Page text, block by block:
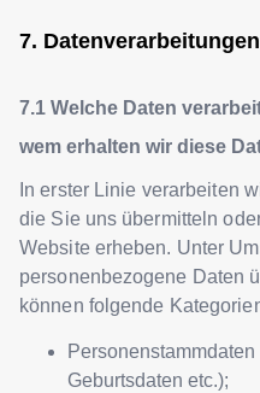
Welche Daten
wem erhalten wir diese
In erster Linie verarbeiten
die Sie uns übermitteln
Website erheben. Unter
personenbezogene Daten
können folgende
Geburtsdaten etc.);